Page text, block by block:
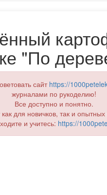
"По
сайт https://
журналами по рукоделию!
Все доступно и понятно.
для новичков, так и
и учитесь: https://